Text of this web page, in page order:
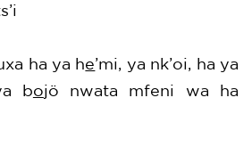
ha ya he’mi, ya nk’oi, ha ya
bojö nwata mfeni wa ha